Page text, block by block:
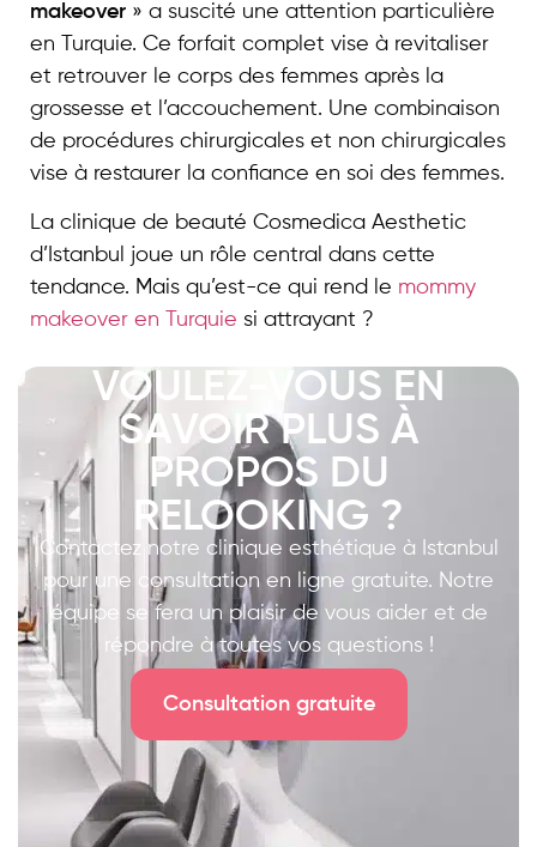
makeover » a suscité une attention particulière
en Turquie. Ce forfait complet vise à revitaliser
et retrouver le corps des femmes après la
grossesse et l’accouchement. Une combinaison
de procédures chirurgicales et non chirurgicales
vise à restaurer la confiance en soi des femmes.
La clinique de beauté Cosmedica Aesthetic
d’Istanbul joue un rôle central dans cette
tendance. Mais qu’est-ce qui rend le mommy
makeover en Turquie si attrayant ?
VOULEZ-VOUS EN
SAVOIR PLUS À
PROPOS DU
RELOOKING ?
Contactez notre clinique esthétique à Istanbul
pour une consultation en ligne gratuite. Notre
équipe se fera un plaisir de vous aider et de
répondre à toutes vos questions !
Consultation gratuite